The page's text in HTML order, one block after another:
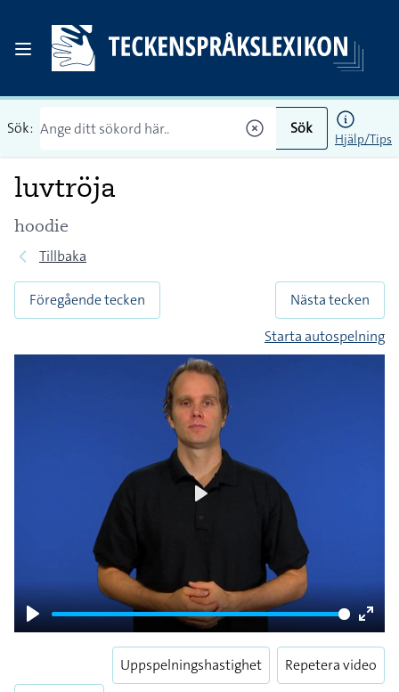
Sök: Sök
Hjälp/Tips
luvtröja
hoodie
Tillbaka
Föregående tecken
Nästa tecken
Starta autospelning
Play
Enter
Play
Uppspelningshastighet Repetera video